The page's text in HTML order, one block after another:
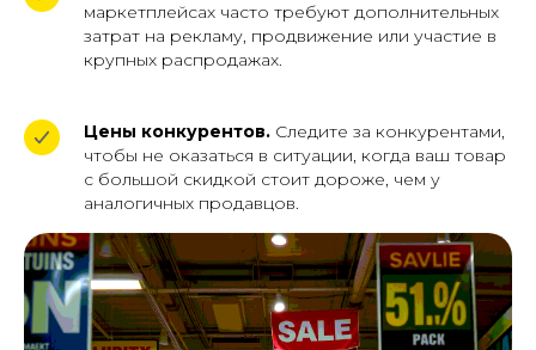
маркетплейсах часто требуют дополнительных
затрат на рекламу, продвижение или участие в
крупных распродажах.
Цены конкурентов. Следите за конкурентами,
чтобы не оказаться в ситуации, когда ваш товар
с большой скидкой стоит дороже, чем у
аналогичных продавцов.